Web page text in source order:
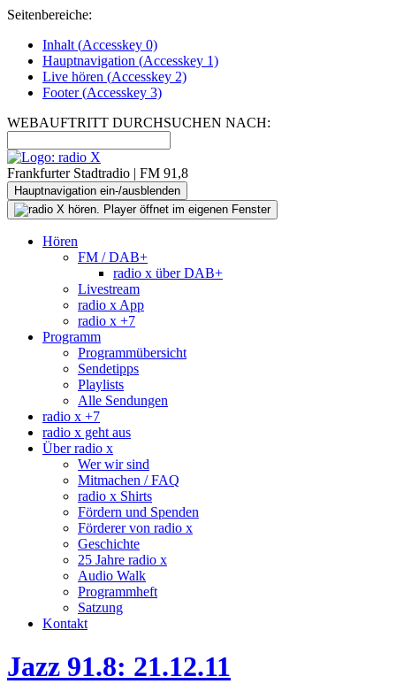
Seitenbereiche:
Inhalt (Accesskey 0)
Hauptnavigation (Accesskey 1)
Live hören (Accesskey 2)
Footer(Accesskey 3)
WEBAUFTRITT DURCHSUCHEN NACH:
Frankfurter Stadtradio | FM 91,8
Hauptnavigation ein-/ausblenden
Hören
FM / DAB+
radio x über DAB+
Livestream
radio x App
radio x +7
Programm
Programmübersicht
Sendetipps
Playlists
Alle Sendungen
radio x +7
radio x geht aus
Über radio x
Wer wir sind
Mitmachen / FAQ
radio x Shirts
Fördern und Spenden
Förderer von radio x
Geschichte
25 Jahre radio x
Audio Walk
Programmheft
Satzung
Kontakt
Jazz 91.8: 21.12.11